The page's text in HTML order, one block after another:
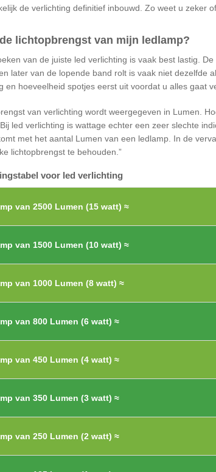
de verlichting definitief inbouwd. Zo weet u zeker
lichtopbrengst van mijn ledlamp?
van de juiste led verlichting is vaak best lastig.
later van de lopende band rolt is vaak niet dezelfde
en hoeveelheid spotjes eerst uit voordat u alles gaat
van verlichting wordt weergegeven in Lumen.
led verlichting is wattage echter een zeer slechte
met het aantal Lumen van een ledlamp. In de
lichtopbrengst te behouden.
voor led verlichting
van 2500 Lumen (15 watt) ≈
van 1500 Lumen (10 watt) ≈
van 1000 Lumen (8 watt) ≈
van 800 Lumen (6 watt) ≈
van 450 Lumen (4 watt) ≈
van 350 Lumen (3 watt) ≈
van 250 Lumen (2 watt) ≈